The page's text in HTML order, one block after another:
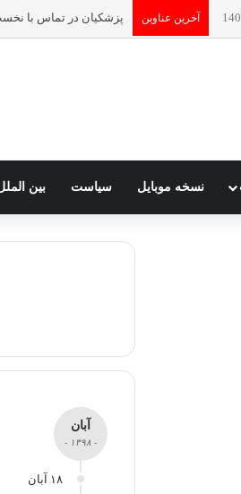
آخرین عناوین
نسخه موبایل سیاست بین
آبان
- ۱۳۹۸ -
۱۸ آبان